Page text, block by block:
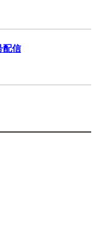
配信